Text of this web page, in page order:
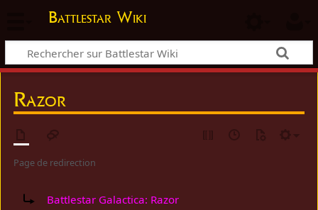
Battlestar Wiki
Razor
Page de redirection
Battlestar Galactica: Razor